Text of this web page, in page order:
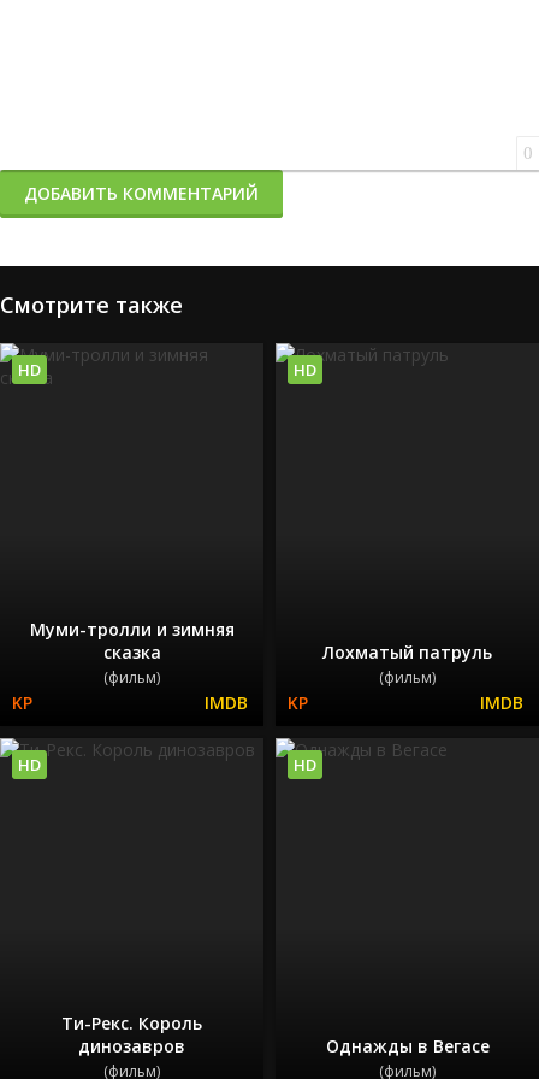
0
ДОБАВИТЬ КОММЕНТАРИЙ
Смотрите также
Муми-тролли и зимняя
сказка
(фильм)
HD
Лохматый патруль
(фильм)
HD
Ти-Рекс. Король
динозавров
(фильм)
HD
Однажды в Вегасе
(фильм)
HD